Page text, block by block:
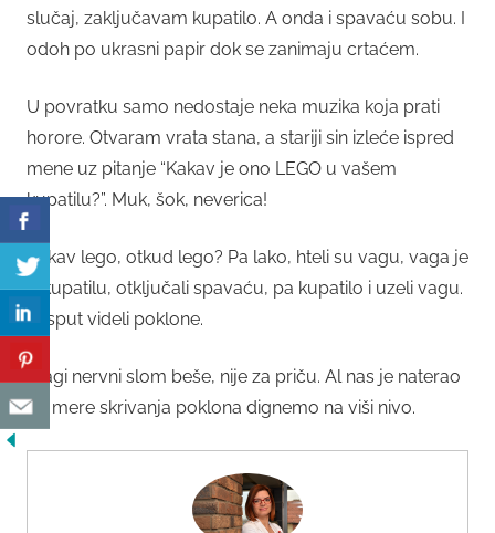
slučaj, zaključavam kupatilo. A onda i spavaću sobu. I
odoh po ukrasni papir dok se zanimaju crtaćem.
U povratku samo nedostaje neka muzika koja prati
horore. Otvaram vrata stana, a stariji sin izleće ispred
mene uz pitanje “Kakav je ono LEGO u vašem
kupatilu?”. Muk, šok, neverica!
Kakav lego, otkud lego? Pa lako, hteli su vagu, vaga je
u kupatilu, otključali spavaću, pa kupatilo i uzeli vagu.
I usput videli poklone.
Blagi nervni slom beše, nije za priču. Al nas je naterao
da mere skrivanja poklona dignemo na viši nivo.